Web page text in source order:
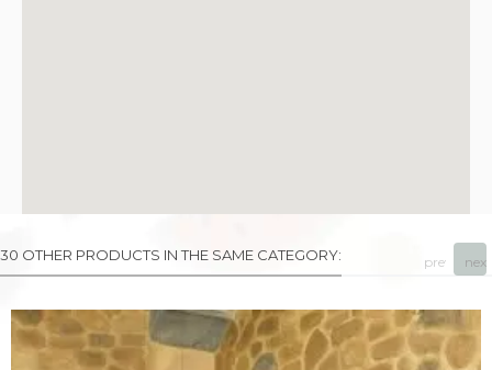
30 OTHER PRODUCTS IN THE SAME CATEGORY: prev next